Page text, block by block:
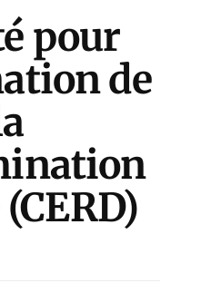
pour
de